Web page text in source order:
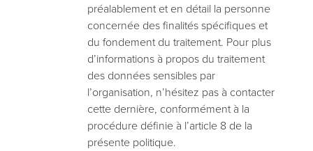
préalablement et en détail la personne
concernée des finalités spécifiques et
du fondement du traitement. Pour plus
d’informations à propos du traitement
des données sensibles par
l’organisation, n’hésitez pas à contacter
cette dernière, conformément à la
procédure définie à l’article 8 de la
présente politique.